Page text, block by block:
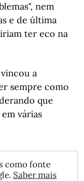
nem
e de última
ter eco na
a
sempre como
que
várias
como fonte
Saber mais